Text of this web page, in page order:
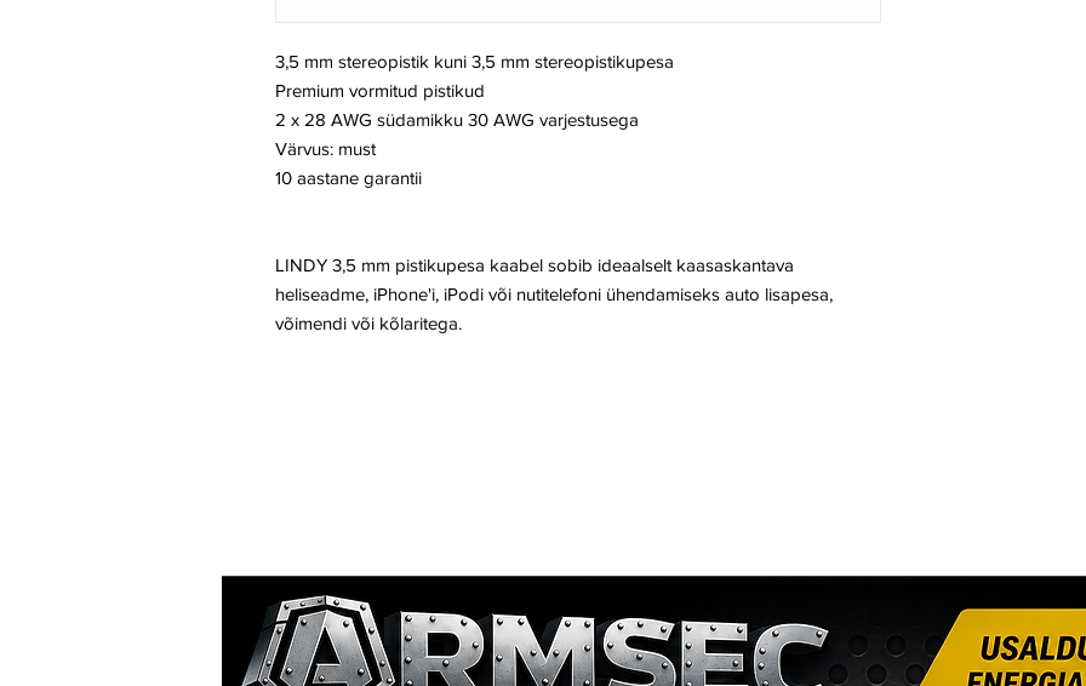
3,5 mm stereopistik kuni 3,5 mm stereopistikupesa
Premium vormitud pistikud
2 x 28 AWG südamikku 30 AWG varjestusega
Värvus: must
10 aastane garantii
LINDY 3,5 mm pistikupesa kaabel sobib ideaalselt kaasaskantava
heliseadme, iPhone'i, iPodi või nutitelefoni ühendamiseks auto lisapesa,
võimendi või kõlaritega.